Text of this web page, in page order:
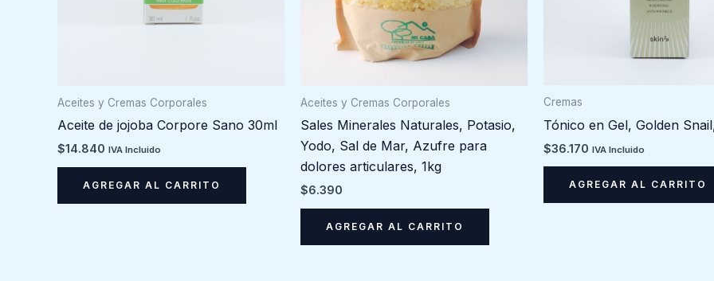
Aceites y Cremas Corporales
Aceite de jojoba Corpore Sano 30ml
$14.840 IVA Incluido
AGREGAR AL CARRITO
Aceites y Cremas Corporales
Sales Minerales Naturales, Potasio,
Yodo, Sal de Mar, Azufre para
dolores articulares, 1kg
$6.390
AGREGAR AL CARRITO
Cremas
Tónico en Gel, Golden
$36.170 IVA Incluido
AGREGAR AL CARRITO